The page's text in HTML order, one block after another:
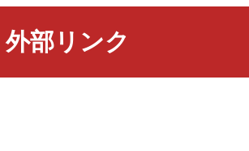
外部リンク